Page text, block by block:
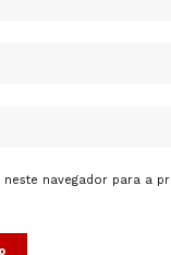
neste navegador para a